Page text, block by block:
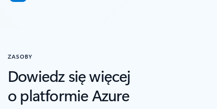
ZASOBY
Dowiedz się więcej
o platformie Azure